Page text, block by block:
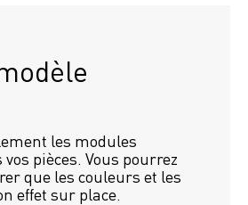
les modules
pièces. Vous pourrez
que les couleurs et les
effet sur place.